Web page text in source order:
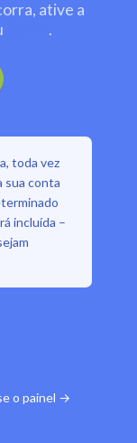
ative a
.
toda vez
sua conta
incluída –
o painel →